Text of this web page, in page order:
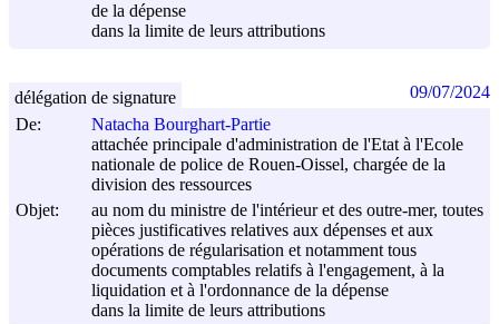
de la dépense
dans la limite de leurs attributions
De:
Natacha Bourghart-Partie
attachée principale d'administration de l'Etat à l'Ecole
nationale de police de Rouen-Oissel, chargée de la
division des ressources
Objet:
au nom du ministre de l'intérieur et des outre-mer, toutes
pièces justificatives relatives aux dépenses et aux
opérations de régularisation et notamment tous
documents comptables relatifs à l'engagement, à la
liquidation et à l'ordonnance de la dépense
dans la limite de leurs attributions
délégation de signature 09/07/2024